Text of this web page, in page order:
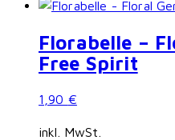
Florabelle –
Free Spirit
1,90 €
inkl. MwSt.